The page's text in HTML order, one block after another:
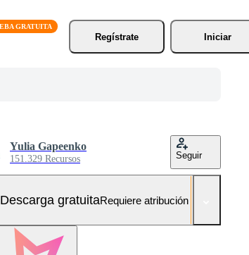
Regístrate
Iniciar
Yulia Gapeenko
151.329 Recursos Seguir
Descarga gratuitaRequiere atribución